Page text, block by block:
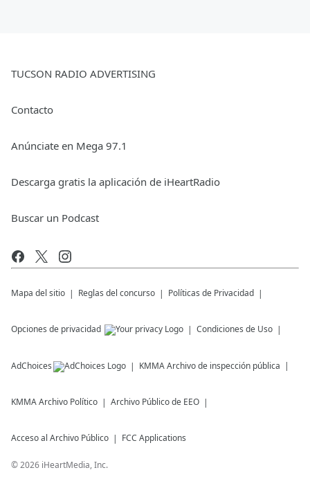
TUCSON RADIO ADVERTISING
Contacto
Anúnciate en Mega 97.1
Descarga gratis la aplicación de iHeartRadio
Buscar un Podcast
Mapa del sitio Reglas del concurso Políticas de Privacidad
Opciones de privacidad Condiciones de Uso
AdChoices KMMAArchivo de inspección pública
KMMAArchivo Político Archivo Público de EEO
Acceso al Archivo Público FCC Applications
©2026 iHeartMedia, Inc.